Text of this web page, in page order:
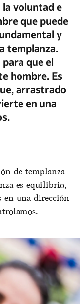
la voluntad e
que puede
y
templanza.
que el
hombre. Es
arrastrado
en una
de templanza
es equilibrio,
en una dirección